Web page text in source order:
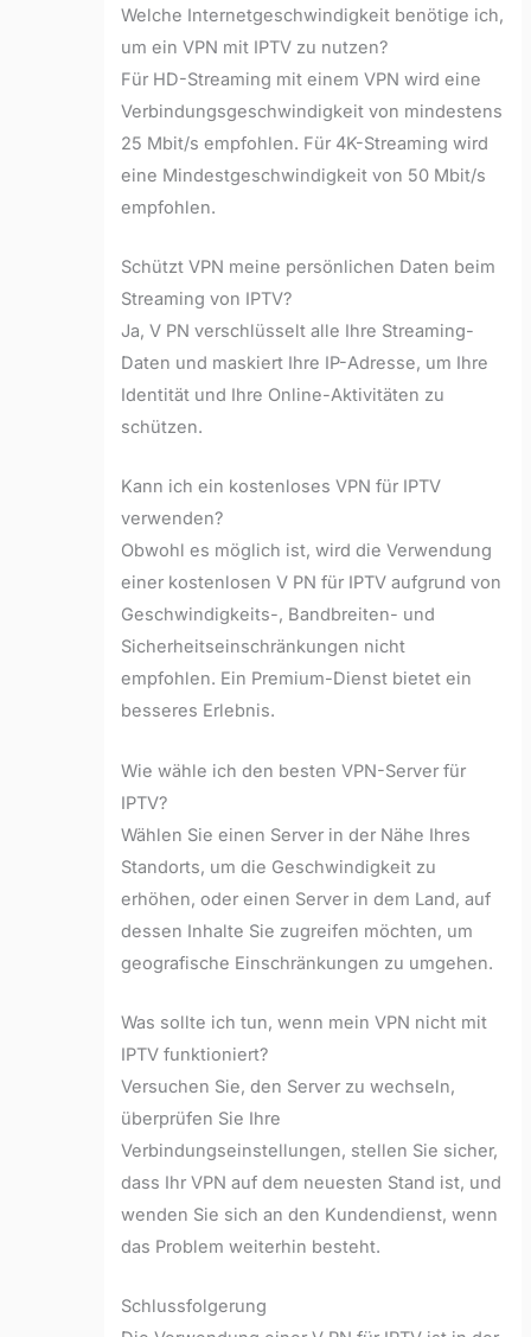
Welche Internetgeschwindigkeit benötige ich,
um ein VPN mit IPTV zu nutzen?
Für HD-Streaming mit einem VPN wird eine
Verbindungsgeschwindigkeit von mindestens
25 Mbit/s empfohlen. Für 4K-Streaming wird
eine Mindestgeschwindigkeit von 50 Mbit/s
empfohlen.
Schützt VPN meine persönlichen Daten beim
Streaming von IPTV?
Ja, V PN verschlüsselt alle Ihre Streaming-
Daten und maskiert Ihre IP-Adresse, um Ihre
Identität und Ihre Online-Aktivitäten zu
schützen.
Kann ich ein kostenloses VPN für IPTV
verwenden?
Obwohl es möglich ist, wird die Verwendung
einer kostenlosen V PN für IPTV aufgrund von
Geschwindigkeits-, Bandbreiten- und
Sicherheitseinschränkungen nicht
empfohlen. Ein Premium-Dienst bietet ein
besseres Erlebnis.
Wie wähle ich den besten VPN-Server für
IPTV?
Wählen Sie einen Server in der Nähe Ihres
Standorts, um die Geschwindigkeit zu
erhöhen, oder einen Server in dem Land, auf
dessen Inhalte Sie zugreifen möchten, um
geografische Einschränkungen zu umgehen.
Was sollte ich tun, wenn mein VPN nicht mit
IPTV funktioniert?
Versuchen Sie, den Server zu wechseln,
überprüfen Sie Ihre
Verbindungseinstellungen, stellen Sie sicher,
dass Ihr VPN auf dem neuesten Stand ist, und
wenden Sie sich an den Kundendienst, wenn
das Problem weiterhin besteht.
Schlussfolgerung